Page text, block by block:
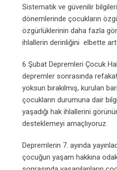
Sistematik ve güvenilir
dönemlerinde çocukların
özgürlüklerinin daha fazla
ihlallerin derinliğini elbette
6 Şubat Depremleri Çocuk
depremler sonrasında
yoksun bırakılmış, kurulan
çocukların durumuna dair
yaşadığı hak ihlallerini görünür
desteklemeyi amaçlıyoruz.
Depremlerin 7. ayında
çocuğun yaşam hakkına